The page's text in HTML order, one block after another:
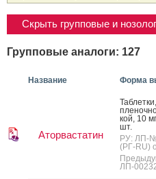
Скрыть групповые и
Групповые аналоги: 127
Название Форма
Аторвастатин
кой, 10
шт.
РУ: ЛП-
(РГ-RU)
ЛП-